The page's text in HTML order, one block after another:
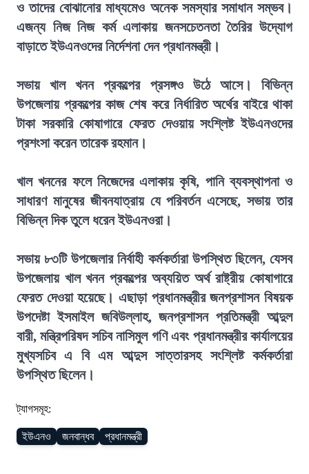
ও তাদের বোঝানোর মাধ্যমেও অনেক সমস্যার সমাধান সম্ভব।
এজন্য নিজ নিজ কর্ম এলাকায় জনসচেতনতা তৈরির উদ্যোগ
বাড়াতে ইউএনওদের নির্দেশনা দেন প্রধানমন্ত্রী।
সভায় খাল খনন প্রকল্পের প্রসঙ্গও উঠে আসে। বিভিন্ন
উপজেলায় প্রকল্পের কাজ শেষ করে নির্ধারিত অর্থের বাইরে থাকা
টাকা সরকারি কোষাগারে ফেরত দেওয়ায় সংশ্লিষ্ট ইউএনওদের
প্রশংসা করেন তারেক রহমান।
খাল খননের ফলে নিজেদের এলাকায় কৃষি, পানি ব্যবস্থাপনা ও
সাধারণ মানুষের জীবনযাত্রায় যে পরিবর্তন এসেছে, সভায় তার
বিভিন্ন দিক তুলে ধরেন ইউএনওরা।
সভায় ৮৩টি উপজেলার নির্বাহী কর্মকর্তারা উপস্থিত ছিলেন, যেসব
উপজেলায় খাল খনন প্রকল্পের অব্যয়িত অর্থ রাষ্ট্রীয় কোষাগারে
ফেরত দেওয়া হয়েছে। এছাড়া প্রধানমন্ত্রীর জনপ্রশাসন বিষয়ক
উপদেষ্টা ইসমাইল জবিউল্লাহ, জনপ্রশাসন প্রতিমন্ত্রী আব্দুল
বারী, মন্ত্রিপরিষদ সচিব নাসিমুল গণি এবং প্রধানমন্ত্রীর কার্যালয়ের
মুখ্যসচিব এ বি এম আব্দুস সাত্তারসহ সংশ্লিষ্ট কর্মকর্তারা
উপস্থিত ছিলেন।
ট্যাগসমূহ:
ইউএনও জনবান্ধব প্রধানমন্ত্রী